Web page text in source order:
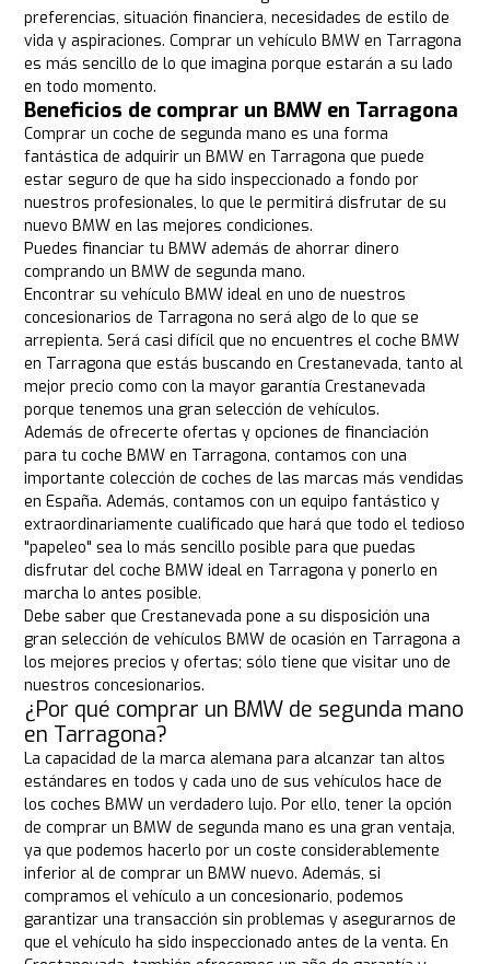
preferencias, situación financiera, necesidades de estilo de
vida y aspiraciones. Comprar un vehículo BMW en Tarragona
es más sencillo de lo que imagina porque estarán a su lado
en todo momento.
Beneficios de comprar un BMW en Tarragona
Comprar un coche de segunda mano es una forma
fantástica de adquirir un BMW en Tarragona que puede
estar seguro de que ha sido inspeccionado a fondo por
nuestros profesionales, lo que le permitirá disfrutar de su
nuevo BMW en las mejores condiciones.
Puedes financiar tu BMW además de ahorrar dinero
comprando un BMW de segunda mano.
Encontrar su vehículo BMW ideal en uno de nuestros
concesionarios de Tarragona no será algo de lo que se
arrepienta. Será casi difícil que no encuentres el coche BMW
en Tarragona que estás buscando en Crestanevada, tanto al
mejor precio como con la mayor garantía Crestanevada
porque tenemos una gran selección de vehículos.
Además de ofrecerte ofertas y opciones de financiación
para tu coche BMW en Tarragona, contamos con una
importante colección de coches de las marcas más vendidas
en España. Además, contamos con un equipo fantástico y
extraordinariamente cualificado que hará que todo el tedioso
"papeleo" sea lo más sencillo posible para que puedas
disfrutar del coche BMW ideal en Tarragona y ponerlo en
marcha lo antes posible.
Debe saber que Crestanevada pone a su disposición una
gran selección de vehículos BMW de ocasión en Tarragona a
los mejores precios y ofertas; sólo tiene que visitar uno de
nuestros concesionarios.
¿Por qué comprar un BMW de segunda mano
en Tarragona?
La capacidad de la marca alemana para alcanzar tan altos
estándares en todos y cada uno de sus vehículos hace de
los coches BMW un verdadero lujo. Por ello, tener la opción
de comprar un BMW de segunda mano es una gran ventaja,
ya que podemos hacerlo por un coste considerablemente
inferior al de comprar un BMW nuevo. Además, si
compramos el vehículo a un concesionario, podemos
garantizar una transacción sin problemas y asegurarnos de
que el vehículo ha sido inspeccionado antes de la venta. En